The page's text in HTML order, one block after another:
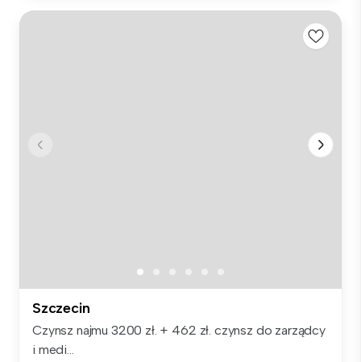
Szczecin
Czynsz najmu 3200 zł. + 462 zł. czynsz do zarządcy
i medi...